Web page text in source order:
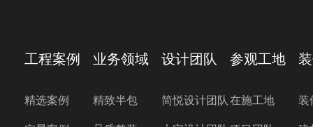
工程案例
精选案例
业务领域
精致半包
设计团队
简悦设计团队
参观工地
在施工地 装